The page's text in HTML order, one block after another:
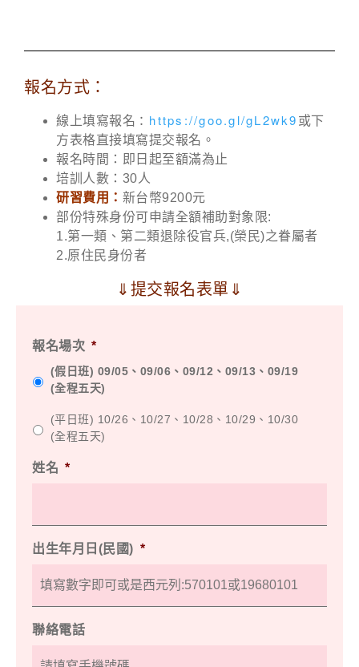
報名方式：
線上填寫報名 ： https://goo.gl/gL2wk9 或下
方表格直接填寫提交報名。
報名時間：即日起至額滿為止
培訓人數：30人
研習費用： 新台幣9200元
部份特殊身份可申請全額補助對象限:
1.第一類、第二類退除役官兵,(榮民)之眷屬者
2.原住民身份者
⇓提交報名表單⇓
報名場次 *
(假日班) 09/05、09/06、09/12、09/13、09/19
(全程五天)
(平日班) 10/26、10/27、10/28、10/29、10/30
(全程五天)
姓名 *
出生年月日(民國) *
聯絡電話